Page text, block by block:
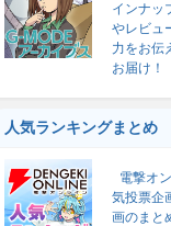
インナッ
やレビュ
力をお伝
お届け！
人気ランキングまとめ
電撃オ
気投票企
画のまと